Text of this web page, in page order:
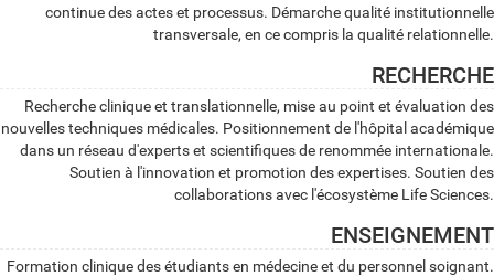
continue des actes et processus. Démarche qualité institutionnelle
transversale, en ce compris la qualité relationnelle.
RECHERCHE
Recherche clinique et translationnelle, mise au point et évaluation des
nouvelles techniques médicales. Positionnement de l'hôpital académique
dans un réseau d'experts et scientifiques de renommée internationale.
Soutien à l'innovation et promotion des expertises. Soutien des
collaborations avec l'écosystème Life Sciences.
ENSEIGNEMENT
Formation clinique des étudiants en médecine et du personnel soignant.